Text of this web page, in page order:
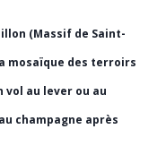
(Massif de Saint-
mosaïque des terroirs
vol au lever ou au
champagne après